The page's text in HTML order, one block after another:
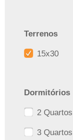
Terrenos
15x30
Dormitórios
2 Quartos
3 Quartos